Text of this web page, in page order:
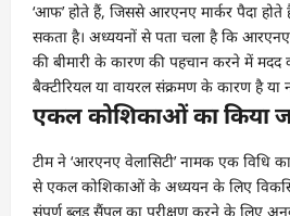
‘आफ’ होते हैं, जिससे आरएनए मार्कर पैदा होते
सकता है। अध्ययनों से पता चला है कि आरएनए
की बीमारी के कारण की पहचान करने में
बैक्टीरियल या वायरल संक्रमण के कारण है या
एकल कोशिकाओं का किया
टीम ने ‘आरएनए वेलासिटी’ नामक एक विधि
से एकल कोशिकाओं के अध्ययन के लिए
संपूर्ण ब्लड सैंपल का परीक्षण करने के लिए